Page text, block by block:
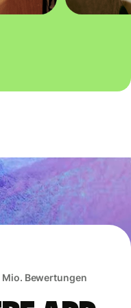
Mio. Bewertungen